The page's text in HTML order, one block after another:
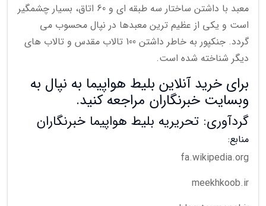
معبد با داشتن ساختار سه طبقه ای و 60 اتاق، بسیار چشمگیر
است و یکی از عظیم ترین معبدها در نپال محسوب می
گردد. جنکپور به خاطر داشتن 100 تالاب مقدس و تالاب های
دیگر شناخته شده است.
برای خرید آنلاین بلیط هواپیما به نپال به
وبسایت خبرنگاران مراجعه کنید.
گردآوری: تحریریه بلیط هواپیما خبرنگاران
منابع:
fa.wikipedia.org
meekhkoob.ir